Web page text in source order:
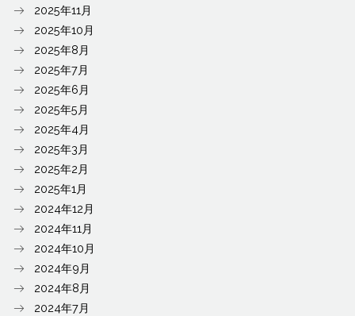
2025年11月
2025年10月
2025年8月
2025年7月
2025年6月
2025年5月
2025年4月
2025年3月
2025年2月
2025年1月
2024年12月
2024年11月
2024年10月
2024年9月
2024年8月
2024年7月